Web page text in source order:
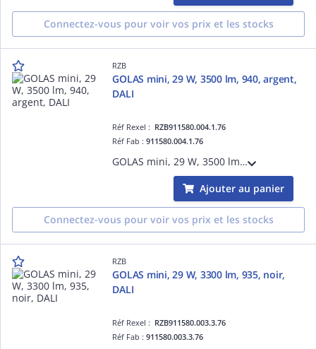
Connectez-vous pour voir vos prix et les stocks
RZB
GOLAS mini, 29 W, 3500 lm, 940, argent,
DALI
Réf Rexel : RZB911580.004.1.76
Réf Fab :911580.004.1.76
GOLAS mini, 29 W, 3500 lm, 940, argent, DALI, Projecteurs à encastrer, D 143 H 3 HEL 115, 72°
Ajouter au panier
Connectez-vous pour voir vos prix et les stocks
RZB
GOLAS mini, 29 W, 3300 lm, 935, noir,
DALI
Réf Rexel : RZB911580.003.3.76
Réf Fab :911580.003.3.76